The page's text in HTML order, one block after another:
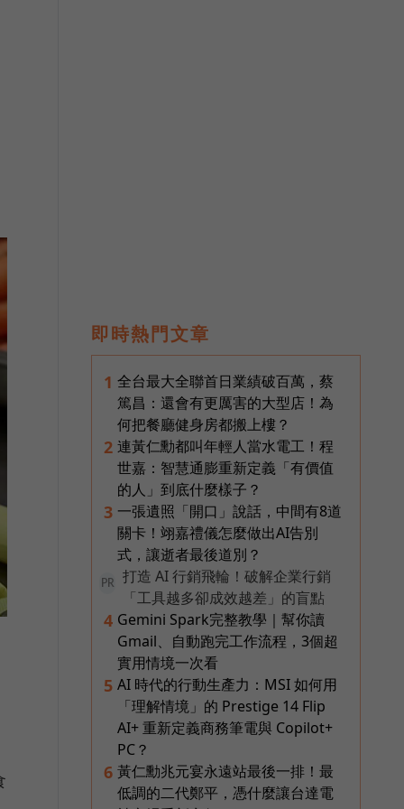
即時熱門文章
1 全台最大全聯首日業績破百萬，蔡
篤昌：還會有更厲害的大型店！為
何把餐廳健身房都搬上樓？
2 連黃仁勳都叫年輕人當水電工！程
世嘉：智慧通膨重新定義「有價值
的人」到底什麼樣子？
3 一張遺照「開口」說話，中間有8道
關卡！翊嘉禮儀怎麼做出AI告別
式，讓逝者最後道別？
PR
打造 AI 行銷飛輪！破解企業行銷
「工具越多卻成效越差」的盲點
4 Gemini Spark完整教學｜幫你讀
Gmail、自動跑完工作流程，3個超
實用情境一次看
5 AI 時代的行動生產力：MSI 如何用
「理解情境」的 Prestige 14 Flip
AI+ 重新定義商務筆電與 Copilot+
PC？
6 黃仁勳兆元宴永遠站最後一排！最
低調的二代鄭平，憑什麼讓台達電